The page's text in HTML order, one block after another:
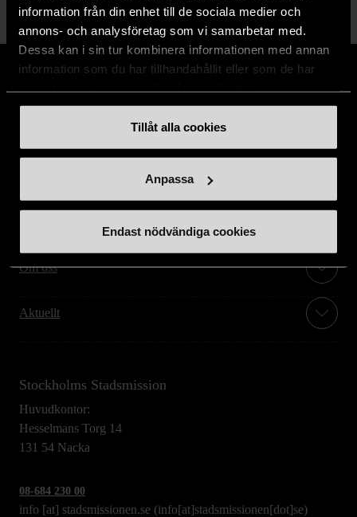
information från din enhet till de sociala medier och
annons- och analysföretag som vi samarbetar med.
Dessa kan i sin tur kombinera informationen med annan
information som du har tillhandahållit eller som de har
Tillåt alla cookies
Anpassa
Endast nödvändiga cookies
Om oss
Aktuellt
Stockholms Stadsmission
Huvudkontor:
Hesselmans Torg 14
131 54 Nacka
08-684 230 00
info [at] stadsmissionen.se (info[at]stadsmissionen[dot]se)